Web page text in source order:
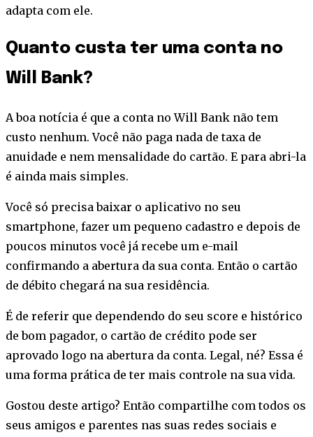
adapta com ele.
Quanto custa ter uma conta no
Will Bank?
A boa notícia é que a conta no Will Bank não tem
custo nenhum. Você não paga nada de taxa de
anuidade e nem mensalidade do cartão. E para abri-la
é ainda mais simples.
Você só precisa baixar o aplicativo no seu
smartphone, fazer um pequeno cadastro e depois de
poucos minutos você já recebe um e-mail
confirmando a abertura da sua conta. Então o cartão
de débito chegará na sua residência.
É de referir que dependendo do seu score e histórico
de bom pagador, o cartão de crédito pode ser
aprovado logo na abertura da conta. Legal, né? Essa é
uma forma prática de ter mais controle na sua vida.
Gostou deste artigo? Então compartilhe com todos os
seus amigos e parentes nas suas redes sociais e